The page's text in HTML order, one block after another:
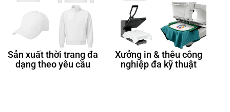
Sản xuất thời trang đa
dạng theo yêu cầu
Xưởng in & thêu công
nghiệp đa kỹ thuật